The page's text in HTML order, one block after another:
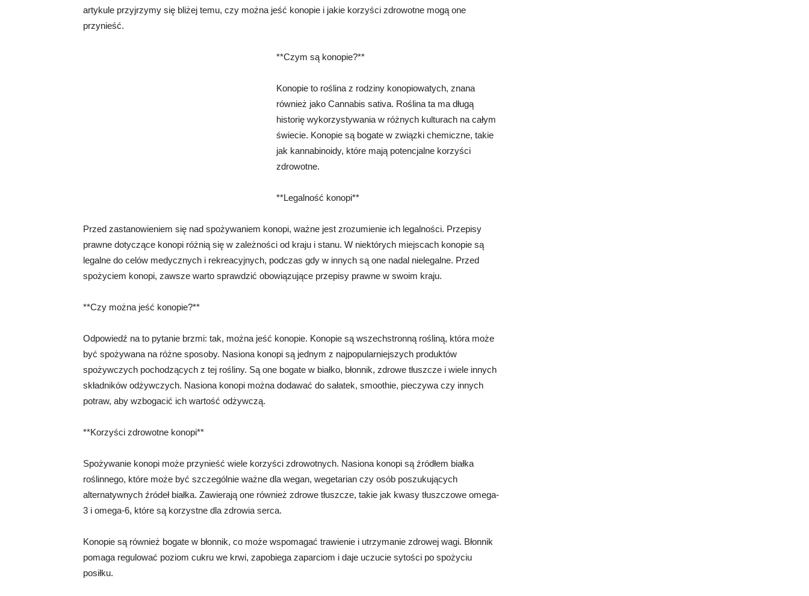
artykule przyjrzymy się bliżej temu, czy można jeść konopie i jakie korzyści zdrowotne mogą one
przynieść.
**Czym są konopie?**
Konopie to roślina z rodziny konopiowatych, znana
również jako Cannabis sativa. Roślina ta ma długą
historię wykorzystywania w różnych kulturach na całym
świecie. Konopie są bogate w związki chemiczne, takie
jak kannabinoidy, które mają potencjalne korzyści
zdrowotne.
**Legalność konopi**
Przed zastanowieniem się nad spożywaniem konopi, ważne jest zrozumienie ich legalności. Przepisy
prawne dotyczące konopi różnią się w zależności od kraju i stanu. W niektórych miejscach konopie są
legalne do celów medycznych i rekreacyjnych, podczas gdy w innych są one nadal nielegalne. Przed
spożyciem konopi, zawsze warto sprawdzić obowiązujące przepisy prawne w swoim kraju.
**Czy można jeść konopie?**
Odpowiedź na to pytanie brzmi: tak, można jeść konopie. Konopie są wszechstronną rośliną, która może
być spożywana na różne sposoby. Nasiona konopi są jednym z najpopularniejszych produktów
spożywczych pochodzących z tej rośliny. Są one bogate w białko, błonnik, zdrowe tłuszcze i wiele innych
składników odżywczych. Nasiona konopi można dodawać do sałatek, smoothie, pieczywa czy innych
potraw, aby wzbogacić ich wartość odżywczą.
**Korzyści zdrowotne konopi**
Spożywanie konopi może przynieść wiele korzyści zdrowotnych. Nasiona konopi są źródłem białka
roślinnego, które może być szczególnie ważne dla wegan, wegetarian czy osób poszukujących
alternatywnych źródeł białka. Zawierają one również zdrowe tłuszcze, takie jak kwasy tłuszczowe omega-
3 i omega-6, które są korzystne dla zdrowia serca.
Konopie są również bogate w błonnik, co może wspomagać trawienie i utrzymanie zdrowej wagi. Błonnik
pomaga regulować poziom cukru we krwi, zapobiega zaparciom i daje uczucie sytości po spożyciu
posiłku.